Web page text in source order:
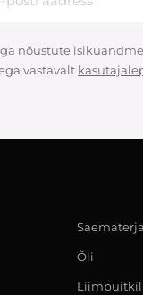
nõustute
vastavalt
Õli